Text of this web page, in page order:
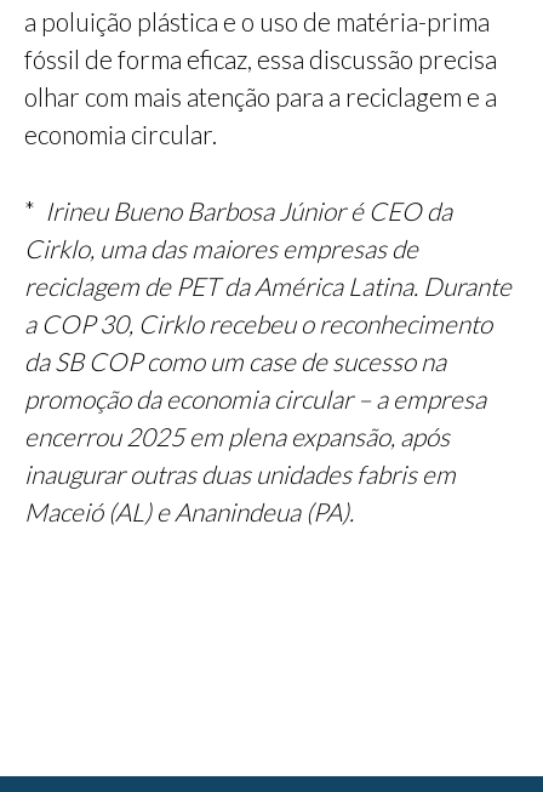
a poluição plástica e o uso de matéria-prima
fóssil de forma eficaz, essa discussão precisa
olhar com mais atenção para a reciclagem e a
economia circular.
* Irineu Bueno Barbosa Júnior é CEO da
Cirklo, uma das maiores empresas de
reciclagem de PET da América Latina. Durante
a COP 30, Cirklo recebeu o reconhecimento
da SB COP como um case de sucesso na
promoção da economia circular – a empresa
encerrou 2025 em plena expansão, após
inaugurar outras duas unidades fabris em
Maceió (AL) e Ananindeua (PA).